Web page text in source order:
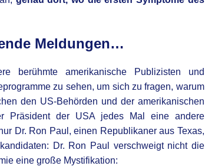
Meldungen…
berühmte amerikanische Publizisten und
zu sehen, um sich zu fragen, warum
den US-Behörden und der amerikanischen
Präsident der USA jedes Mal eine andere
Dr. Ron Paul, einen Republikaner aus Texas,
Dr. Ron Paul verschweigt nicht die
eine große Mystifikation: